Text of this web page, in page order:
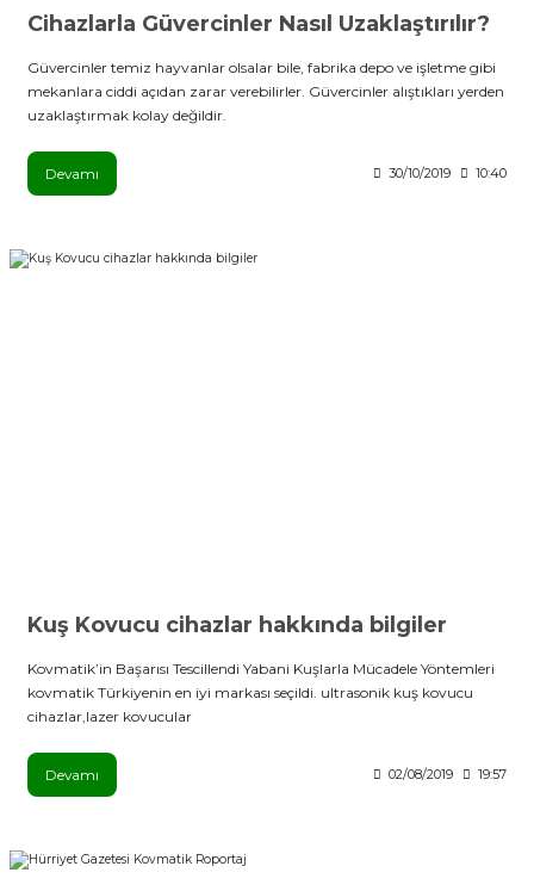
Cihazlarla Güvercinler Nasıl Uzaklaştırılır?
Güvercinler temiz hayvanlar olsalar bile, fabrika depo ve işletme gibi
mekanlara ciddi açıdan zarar verebilirler. Güvercinler alıştıkları yerden
uzaklaştırmak kolay değildir.
Devamı 30/10/2019 10:40
Kuş Kovucu cihazlar hakkında bilgiler
Kovmatik’in Başarısı Tescillendi Yabani Kuşlarla Mücadele Yöntemleri
kovmatik Türkiyenin en iyi markası seçildi. ultrasonik kuş kovucu
cihazlar,lazer kovucular
Devamı 02/08/2019 19:57